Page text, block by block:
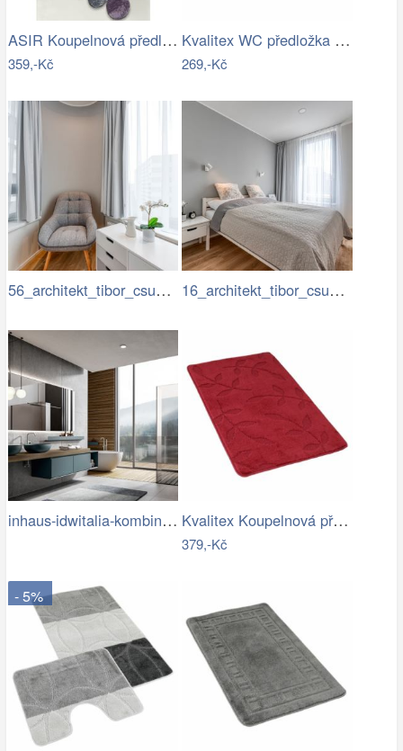
ASIR Koupelnová předložka CIRCLE…
359,-Kč
Kvalitex WC předložka Elipsy zelená, 60…
269,-Kč
56_architekt_tibor_csukas_byty_Luka.jpg 16_architekt_tibor_csukas_byty_Luka.jpg
inhaus-idwitalia-kombinace-barev3.jpg Kvalitex Koupelnová předložka Listy…
379,-Kč
- 5%